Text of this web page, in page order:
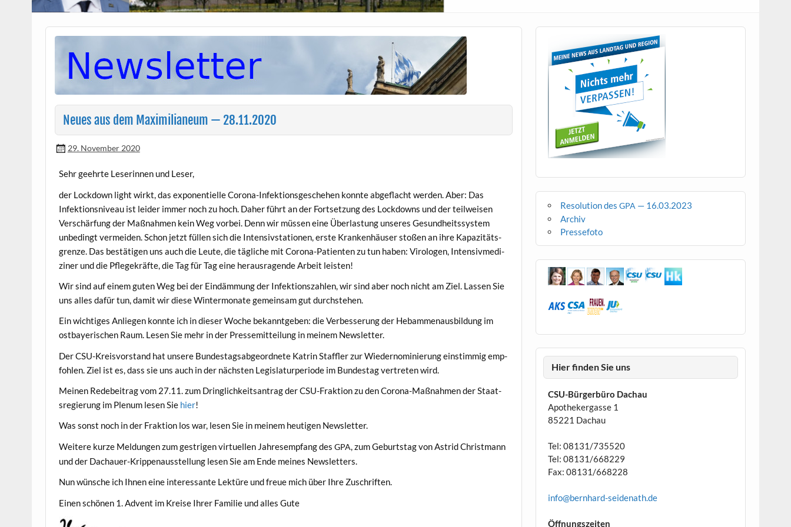
Neues aus dem Maximilianeum — 28.11.2020
29. November 2020
Sehr geehrte Leserin­nen und Leser,
der Lock­down light wirkt, das expo­nen­tielle Coro­na-Infek­tion­s­geschehen kon­nte abge­flacht wer­den. Aber: Das
Infek­tion­sniveau ist lei­der immer noch zu hoch. Daher führt an der Fort­set­zung des Lock­downs und der teil­weisen
Ver­schär­fung der Maß­nah­men kein Weg vor­bei. Denn wir müssen eine Über­las­tung unseres Gesund­heitssys­tem
unbe­d­ingt ver­mei­den. Schon jet­zt füllen sich die Inten­sivs­ta­tio­nen, erste Kranken­häuser stoßen an ihre Kapaz­itäts­
gren­ze. Das bestäti­gen uns auch die Leute, die tägliche mit Coro­na-Patien­ten zu tun haben: Virolo­gen, Inten­sivmedi­
zin­er und die Pflegekräfte, die Tag für Tag eine her­aus­ra­gende Arbeit leisten!
Wir sind auf einem guten Weg bei der Eindäm­mung der Infek­tion­szahlen, wir sind aber noch nicht am Ziel. Lassen Sie
uns alles dafür tun, damit wir diese Win­ter­monate gemein­sam gut durchstehen.
Ein wichtiges Anliegen kon­nte ich in dieser Woche bekan­nt­geben: die Verbesserung der Hebam­me­naus­bil­dung im
ost­bay­erischen Raum. Lesen Sie mehr in der Pressemit­teilung in meinem Newsletter.
Der CSU-Kreisvor­stand hat unsere Bun­destagsab­ge­ord­nete Katrin Staffler zur Wieder­no­minierung ein­stim­mig emp­
fohlen. Ziel ist es, dass sie uns auch in der näch­sten Leg­is­laturpe­ri­ode im Bun­destag vertreten wird.
Meinen Rede­beitrag vom 27.11. zum Dringlichkeit­santrag der CSU-Frak­tion zu den Coro­na-Maß­nah­men der Staat­
sregierung im Plenum lesen Sie hier!
Was son­st noch in der Frak­tion los war, lesen Sie in meinem heuti­gen Newsletter.
Weit­ere kurze Mel­dun­gen zum gestri­gen virtuellen Jahre­semp­fang desGPA, zum Geburt­stag von Astrid Christ­mann
und der Dachauer-Krip­pe­nausstel­lung lesen Sie am Ende meines Newsletters.
Nun wün­sche ich Ihnen eine inter­es­sante Lek­türe und freue mich über Ihre Zuschriften.
Einen schö­nen 1. Advent im Kreise Ihrer Fam­i­lie und alles Gute
Resolution desGPA — 16.03.2023
Archiv
Pressefoto
Hier finden Sie uns
CSU-Bürgerbüro Dachau
Apothekergasse 1
85221 Dachau
Tel: 08131/735520
Tel: 08131/668229
Fax: 08131/668228
info@bernhard-seidenath.de
Öffnungszeiten